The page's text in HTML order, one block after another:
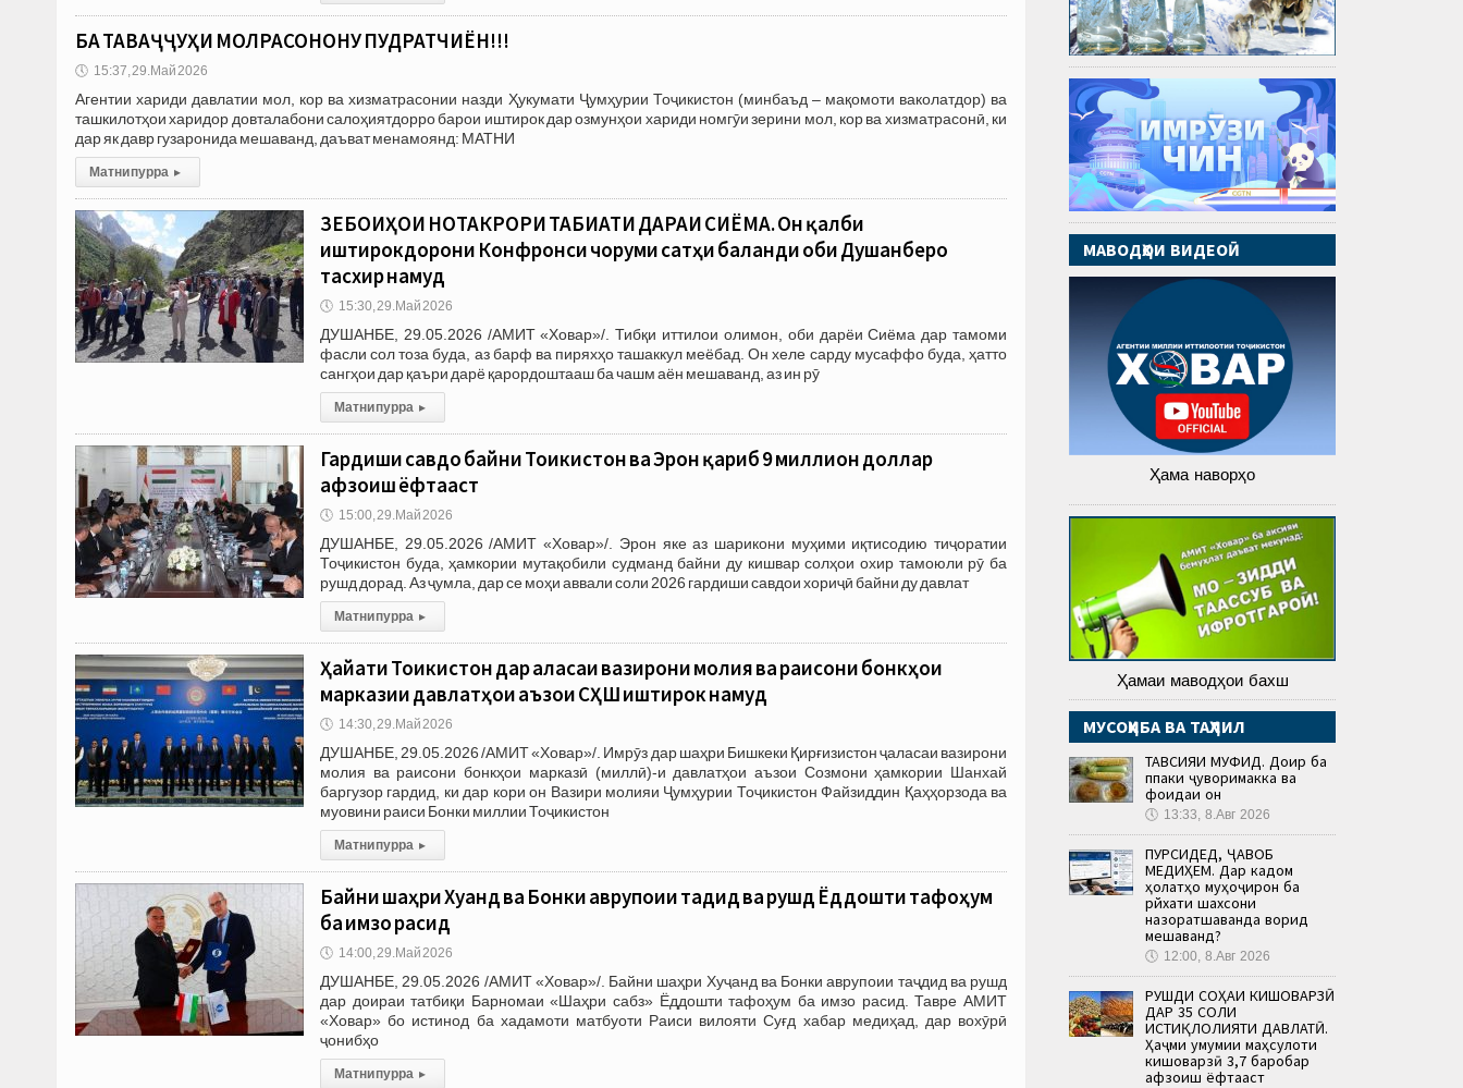
БА ТАВАҶҶУҲИ МОЛРАСОНОНУ ПУДРАТЧИЁН!!!
🕔 15:37, 29.Май 2026
Агентии хариди давлатии мол, кор ва хизматрасонии назди Ҳукумати Ҷумҳурии Тоҷикистон (минбаъд – мақомоти ваколатдор) ва
ташкилотҳои харидор довталабони салоҳиятдорро барои иштирок дар озмунҳои хариди номгӯи зерини мол, кор ва хизматрасонӣ, ки
дар як давр гузаронида мешаванд, даъват менамоянд: МАТНИ
Матни пурра ▸
ЗЕБОИҲОИ НОТАКРОРИ ТАБИАТИ ДАРАИ СИЁМА. Он қалби
иштирокдорони Конфронси чоруми сатҳи баланди оби Душанберо
тасхир намуд
🕔 15:30, 29.Май 2026
ДУШАНБЕ, 29.05.2026 /АМИТ «Ховар»/. Тибқи иттилои олимон, оби дарёи Сиёма дар тамоми
фасли сол тоза буда, аз барф ва пиряхҳо ташаккул меёбад. Он хеле сарду мусаффо буда, ҳатто
сангҳои дар қаъри дарё қарордоштааш ба чашм аён мешаванд, аз ин рӯ
Матни пурра ▸
‎Гардиши савдо байни Тоҷикистон ва Эрон қариб 9 миллион доллар
афзоиш ёфтааст
🕔 15:00, 29.Май 2026
ДУШАНБЕ, 29.05.2026 /АМИТ «Ховар»/. Эрон яке аз шарикони муҳими иқтисодию тиҷоратии
Тоҷикистон буда, ҳамкории мутақобили судманд байни ду кишвар солҳои охир тамоюли рӯ ба
рушд дорад. Аз ҷумла, дар се моҳи аввали соли 2026 гардиши савдои хориҷӣ байни ду давлат
Матни пурра ▸
Ҳайати Тоҷикистон дар ҷаласаи вазирони молия ва раисони бонкҳои
марказии давлатҳои аъзои СҲШ иштирок намуд
🕔 14:30, 29.Май 2026
ДУШАНБЕ, 29.05.2026 /АМИТ «Ховар»/. Имрӯз дар шаҳри Бишкеки Қирғизистон ҷаласаи вазирони
молия ва раисони бонкҳои марказӣ (миллӣ)-и давлатҳои аъзои Созмони ҳамкории Шанхай
баргузор гардид, ки дар кори он Вазири молияи Ҷумҳурии Тоҷикистон Файзиддин Қаҳҳорзода ва
муовини раиси Бонки миллии Тоҷикистон
Матни пурра ▸
Байни шаҳри Хуҷанд ва Бонки аврупоии таҷдид ва рушд Ёддошти тафоҳум
ба имзо расид
🕔 14:00, 29.Май 2026
ДУШАНБЕ, 29.05.2026 /АМИТ «Ховар»/. Байни шаҳри Хуҷанд ва Бонки аврупоии таҷдид ва рушд
дар доираи татбиқи Барномаи «Шаҳри сабз» Ёддошти тафоҳум ба имзо расид. Тавре АМИТ
«Ховар» бо истинод ба хадамоти матбуоти Раиси вилояти Суғд хабар медиҳад, дар вохӯрӣ
ҷонибҳо
Матни пурра ▸
МАВОДҲОИ ВИДЕОӢ
Ҳама наворҳо
Ҳамаи маводҳои бахш
МУСОҲИБА ВА ТАҲЛИЛ
ТАВСИЯИ МУФИД. Доир ба
пӯпаки ҷуворимакка ва
фоидаи он
🕔 13:33, 8.Авг 2026
ПУРСИДЕД, ҶАВОБ
МЕДИҲЕМ. Дар кадом
ҳолатҳо муҳоҷирон ба
рӯйхати шахсони
назоратшаванда ворид
мешаванд?
🕔 12:00, 8.Авг 2026
РУШДИ СОҲАИ КИШОВАРЗӢ
ДАР 35 СОЛИ
ИСТИҚЛОЛИЯТИ ДАВЛАТӢ.
Ҳаҷми умумии маҳсулоти
кишоварзӣ 3,7 баробар
афзоиш ёфтааст